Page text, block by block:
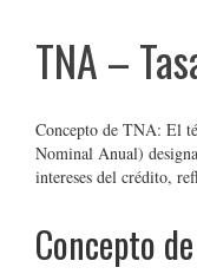
TNA –
Concepto de TNA: El
Nominal Anual)
intereses del crédito,
Concepto